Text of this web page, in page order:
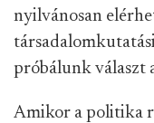
nyilvánosan
próbálunk választ
Amikor a politika